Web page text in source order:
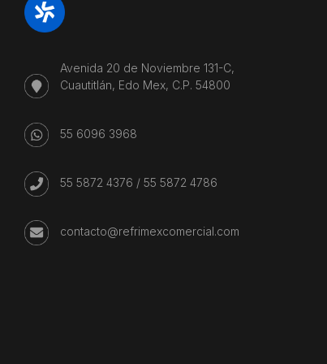
Avenida 20 de Noviembre 131-C,
Cuautitlán, Edo Mex, C.P. 54800
55 6096 3968
55 5872 4376 / 55 5872 4786
contacto@refrimexcomercial.com